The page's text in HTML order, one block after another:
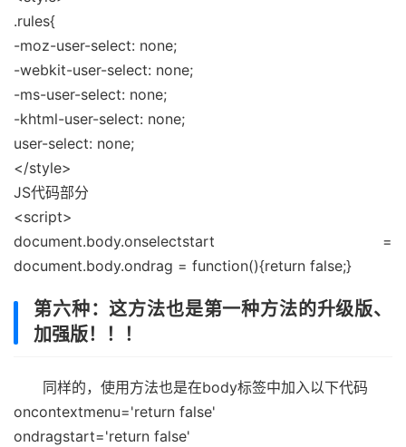
.rules{
-moz-user-select: none;
-webkit-user-select: none;
-ms-user-select: none;
-khtml-user-select: none;
user-select: none;
</style>
JS代码部分
<script>
document.body.onselectstart =
document.body.ondrag = function(){return false;}
第六种：这方法也是第一种方法的升级版、
加强版！！！
同样的，使用方法也是在body标签中加入以下代码
οncοntextmenu='return false'
οndragstart='return false'